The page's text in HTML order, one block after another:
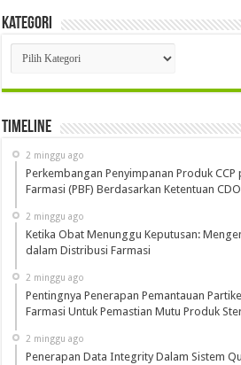
Kategori
Kategori
Timeline
2 minggu ago
Perkembangan Penyimpanan Produk
Farmasi (PBF) Berdasarkan Ketentuan
2 minggu ago
Ketika Obat Menunggu Keputusan:
dalam Distribusi Farmasi
2 minggu ago
Pentingnya Penerapan Pemantauan
Farmasi Untuk Pemastian Mutu Produk
2 minggu ago
Penerapan Data Integrity Dalam Sistem